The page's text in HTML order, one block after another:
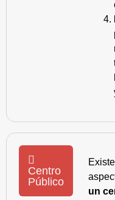
Centro
Público
un